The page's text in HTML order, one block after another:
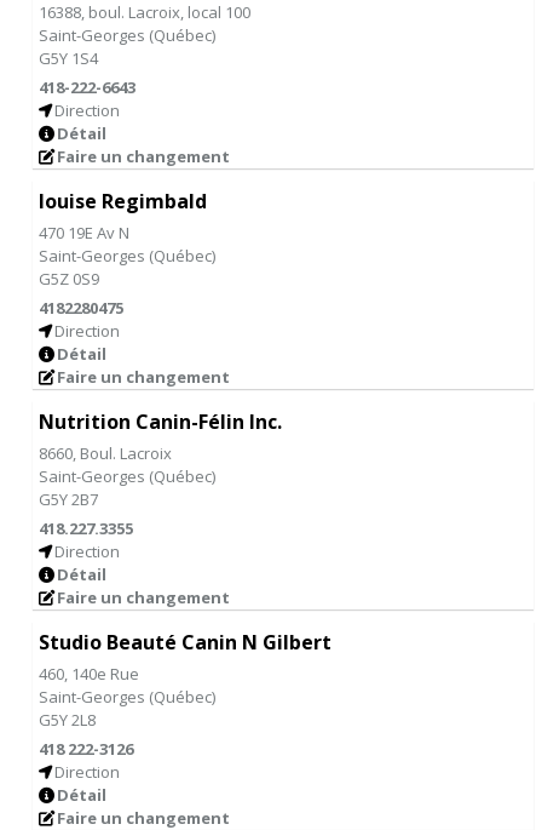
16388, boul. Lacroix, local 100
Saint-Georges (Québec)
G5Y 1S4
418-222-6643
Direction
Détail
Faire un changement
louise Regimbald
470 19E Av N
Saint-Georges (Québec)
G5Z 0S9
4182280475
Direction
Détail
Faire un changement
Nutrition Canin-Félin Inc.
8660, Boul. Lacroix
Saint-Georges (Québec)
G5Y 2B7
418.227.3355
Direction
Détail
Faire un changement
Studio Beauté Canin N Gilbert
460, 140e Rue
Saint-Georges (Québec)
G5Y 2L8
418 222-3126
Direction
Détail
Faire un changement